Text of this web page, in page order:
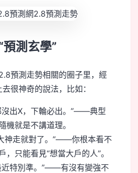
測玄學”
預測走勢相關的圈子里，經
很神奇的說法，比如：
沒出X，下輪必出。”——典型
機就是不講道理。
神走就對了。”——你根本看不
，只能看見“想當大戶的人”。
近特別準。”——有沒有變強不